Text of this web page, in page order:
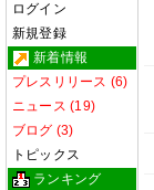
ログイン
新規登録
新着情報
プレスリリース (6)
ニュース (19)
ブログ (3)
トピックス
ランキング